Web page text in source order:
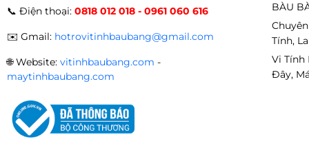
🔧 4. Khả năng tương thích linh kiện
🖥B650 | X670 | X670E | X870
💾 Hỗ trợ:
⚡RAM DDR5 bus cao (6000MHz+ tối ưu)
📞 Điện thoại: 0818 012 018 - 0961 060 616
✉️ Gmail: hotrovitinhbaubang@gmail.com
🌐Website: vitinhbaubang.com -
maytinhbaubang.com
BÀU
Tính,
Vi Tính
Đây,